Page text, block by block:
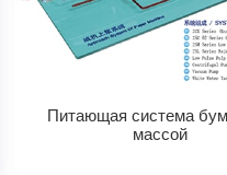
Питающая система
массой